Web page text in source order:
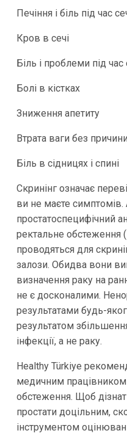
Печіння і біль під час
Кров в сечі
Біль і проблеми під час
Болі в кістках
Зниження апетиту
Втрата ваги без причини
Біль в сідницях і спині
Скринінг означає
ви не маєте симптомів.
простатоспецифічний
ректальне обстеження
проводяться для
залози. Обидва вони
визначення раку на
не є досконалими.
результатами будь-
результатом
інфекції, а не раку.
Healthy Türkiye
медичним працівником
обстеження. Щоб
простати доцільним,
інструментом